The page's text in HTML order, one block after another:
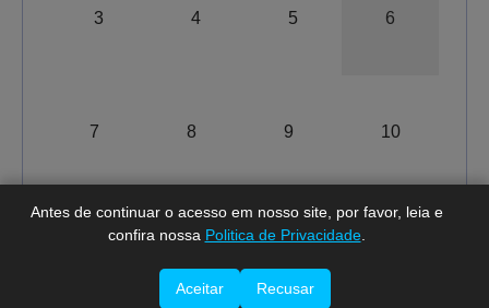
Antes de continuar o acesso em nosso site, por favor, leia e
confira nossa Politica de Privacidade.
Aceitar Recusar
3 4 5 6
7 8 9 10
Total de registros:140. Última